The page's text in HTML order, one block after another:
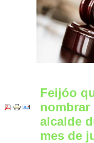
Feijóo
nombrar
alcalde
mes de